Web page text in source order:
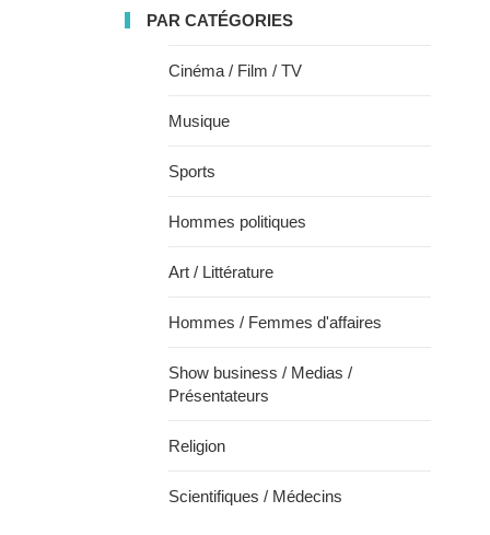
PAR CATÉGORIES
Cinéma / Film / TV
Musique
Sports
Hommes politiques
Art / Littérature
Hommes / Femmes d'affaires
Show business / Medias /
Présentateurs
Religion
Scientifiques / Médecins